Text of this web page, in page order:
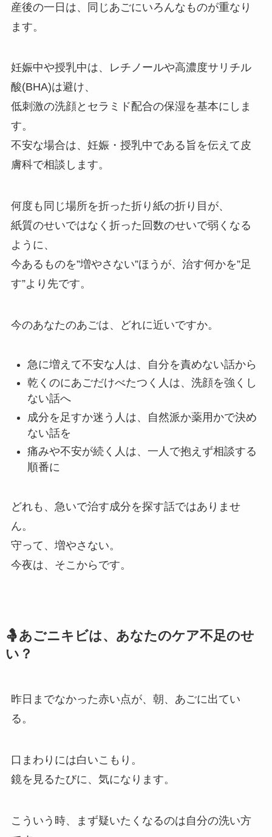
産後の一日は、同じあごにいろんなものが重なり
ます。
妊娠中や授乳中は、レチノールや高濃度サリチル
酸(BHA)は避け、
低刺激の洗顔とセラミド配合の保湿を基本にしま
す。
不安な場合は、妊娠・授乳中である旨を伝えて皮
膚科で相談します。
何度も同じ場所を折った折り紙の折り目が、
紙質のせいではなく折った回数のせいで弱くなる
ように、
今あるものを”増やさない”ほうが、治す何かを”足
す”より先です。
今のあなたのあごは、どれに近いですか。
急に増えて不安な人は、自分を責めない話から
乾くのにあごだけべたつく人は、洗顔を強くし
ない話へ
成分を足すか迷う人は、自然派か薬用かで決め
ない話を
痛みや不安が続く人は、一人で抱えず相談する
順番に
どれも、急いで治す成分を探す話ではありませ
ん。
守って、増やさない。
今夜は、そこからです。
🤱あごニキビは、あなたのケア不足のせ
い？
昨日までなかった赤い点が、朝、あごに出てい
る。
口まわりには白いこもり。
鏡を見るたびに、気になります。
こういう時、まず疑いたくなるのは自分の洗い方